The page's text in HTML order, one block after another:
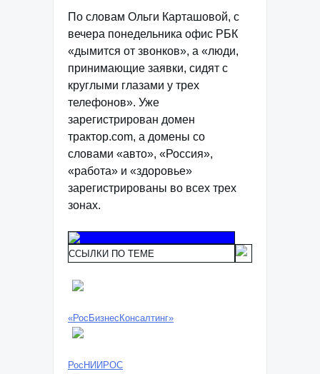
По словам Ольги Карташовой, с
вечера понедельника офис РБК
«дымится от звонков», а «люди,
принимающие заявки, сидят с
круглыми глазами у трех
телефонов». Уже
зарегистрирован домен
трактор.com, а домены со
словами «авто», «Россия»,
«работа» и «здоровье»
зарегистрированы во всех трех
зонах.
ССЫЛКИ ПО ТЕМЕ
«РосБизнесКонсалтинг»
РосНИИРОС